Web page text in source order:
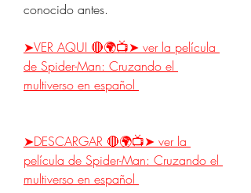
conocido antes.
➤VER AQUI 🔴🌍📺➤ ver la película
de Spider-Man: Cruzando el
multiverso en español
➤DESCARGAR 🔴🌍📺➤ ver la
película de Spider-Man: Cruzando el
multiverso en español